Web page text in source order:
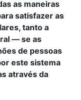
as maneiras
satisfazer as
tanto a
— se as
de pessoas
este sistema
através da